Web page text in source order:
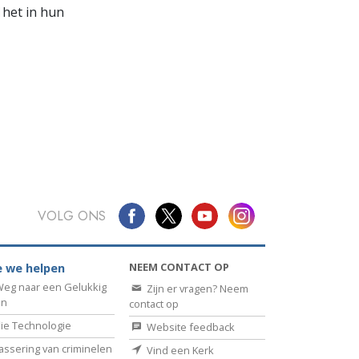
in hun
VOLG ONS
we helpen
naar een Gelukkig
Technologie
van criminelen
NEEM CONTACT OP
Zijn er vragen? Neem
contact op
Website feedback
Vind een Kerk